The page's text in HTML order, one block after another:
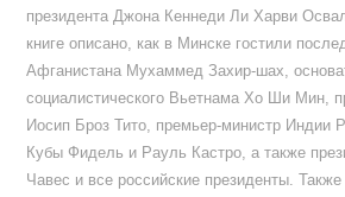
президента Джона Кеннеди Ли Харви
книге описано, как в Минске гостили
Афганистана Мухаммед Захир-шах,
социалистического Вьетнама Хо Ши Мин,
Иосип Броз Тито, премьер-министр Индии
Кубы Фидель и Рауль Кастро, а также
Чавес и все российские президенты.